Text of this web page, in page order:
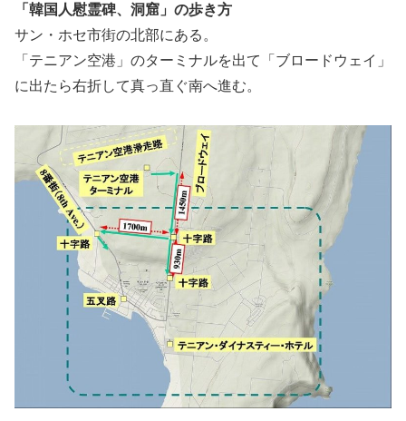
「韓国人慰霊碑、洞窟」の歩き方
サン・ホセ市街の北部にある。
「テニアン空港」のターミナルを出て「ブロードウェイ」
に出たら右折して真っ直ぐ南へ進む。